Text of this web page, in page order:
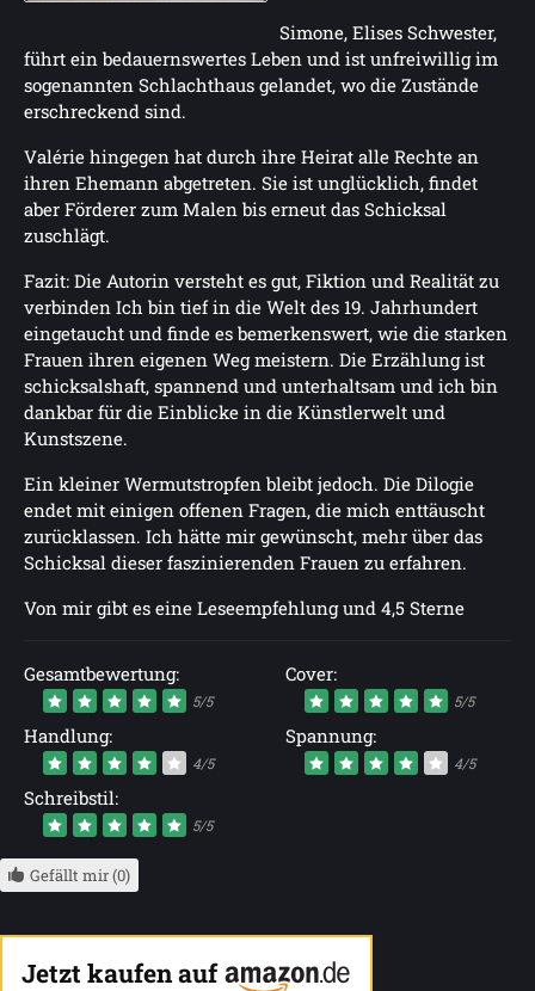
Simone, Elises Schwester,
führt ein bedauernswertes Leben und ist unfreiwillig im
sogenannten Schlachthaus gelandet, wo die Zustände
erschreckend sind.
Valérie hingegen hat durch ihre Heirat alle Rechte an
ihren Ehemann abgetreten. Sie ist unglücklich, findet
aber Förderer zum Malen bis erneut das Schicksal
zuschlägt.
Fazit: Die Autorin versteht es gut, Fiktion und Realität zu
verbinden Ich bin tief in die Welt des 19. Jahrhundert
eingetaucht und finde es bemerkenswert, wie die starken
Frauen ihren eigenen Weg meistern. Die Erzählung ist
schicksalshaft, spannend und unterhaltsam und ich bin
dankbar für die Einblicke in die Künstlerwelt und
Kunstszene.
Ein kleiner Wermutstropfen bleibt jedoch. Die Dilogie
endet mit einigen offenen Fragen, die mich enttäuscht
zurücklassen. Ich hätte mir gewünscht, mehr über das
Schicksal dieser faszinierenden Frauen zu erfahren.
Von mir gibt es eine Leseempfehlung und 4,5 Sterne
Gesamtbewertung:
5/5
Cover:
5/5
Handlung:
4/5
Spannung:
4/5
Schreibstil:
5/5
Gefällt mir (0)
Jetzt kaufen auf